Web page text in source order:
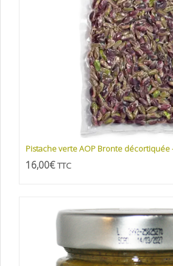
Pistache verte AOP Bronte décortiquée
16,00€ TTC